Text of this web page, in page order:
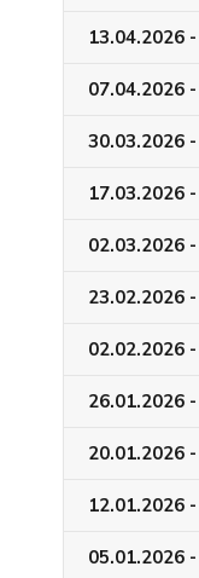
13.04.2026
07.04.2026
30.03.2026
17.03.2026 -
02.03.2026 -
23.02.2026
02.02.2026 -
26.01.2026 -
20.01.2026
12.01.2026
05.01.2026 -